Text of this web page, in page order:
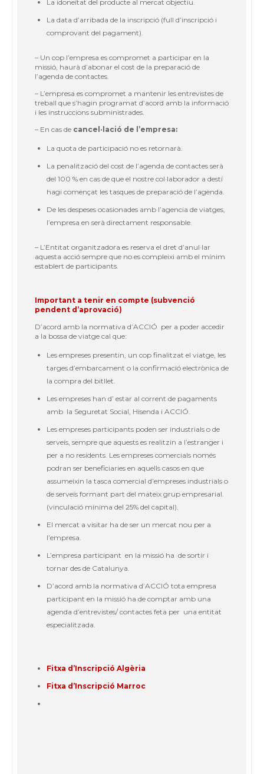
La idoneïtat del producte al mercat objectiu.
La data d’arribada de la inscripció (full d’inscripció i
comprovant del pagament).
– Un cop l’empresa es compromet a participar en la
missió, haurà d’abonar el cost de la preparació de
l’agenda de contactes.
– L’empresa es compromet a mantenir les entrevistes de
treball que s’hagin programat d’acord amb la informació
i les instruccions subministrades.
– En cas de cancel·lació de l’empresa:
La quota de participació no es retornarà.
La penalització del cost de l’agenda de contactes serà
del 100 % en cas de que el nostre col·laborador a destí
hagi començat les tasques de preparació de l’agenda.
De les despeses ocasionades amb l’agencia de viatges,
l’empresa en serà directament responsable.
– L’Entitat organitzadora es reserva el dret d’anul·lar
aquesta acció sempre que no es compleixi amb el mínim
establert de participants.
Important a tenir en compte (subvenció
pendent d’aprovació)
D’acord amb la normativa d’ACCIÓ per a poder accedir
a la bossa de viatge cal que:
Les empreses presentin, un cop finalitzat el viatge, les
targes d’embarcament o la confirmació electrònica de
la compra del bitllet.
Les empreses han d’ estar al corrent de pagaments
amb la Seguretat Social, Hisenda i ACCIÓ.
Les empreses participants poden ser industrials o de
serveis, sempre que aquests es realitzin a l’estranger i
per a no residents. Les empreses comercials només
podran ser beneficiaries en aquells casos en que
assumeixin la tasca comercial d’empreses industrials o
de serveis formant part del mateix grup empresarial.
(vinculació mínima del 25% del capital).
El mercat a visitar ha de ser un mercat nou per a
l’empresa.
L’empresa participant en la missió ha de sortir i
tornar des de Catalunya.
D’acord amb la normativa d’ACCIÓ tota empresa
participant en la missió ha de comptar amb una
agenda d’entrevistes/ contactes feta per una entitat
especialitzada.
Fitxa d’Inscripció Algèria
Fitxa d’Inscripció Marroc